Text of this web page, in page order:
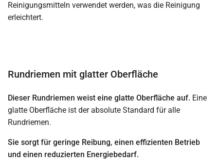
Reinigungsmitteln verwendet werden, was die Reinigung
erleichtert.
Rundriemen mit glatter Oberfläche
Dieser Rundriemen weist eine glatte Oberfläche auf. Eine
glatte Oberfläche ist der absolute Standard für alle
Rundriemen.
Sie sorgt für geringe Reibung, einen effizienten Betrieb
und einen reduzierten Energiebedarf.